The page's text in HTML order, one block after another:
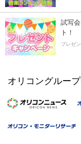
試写
ト！
プレゼ
オリコングルー